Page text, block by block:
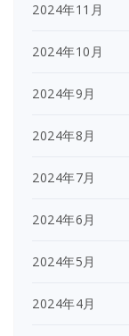
2024年11月
2024年10月
2024年9月
2024年8月
2024年7月
2024年6月
2024年5月
2024年4月